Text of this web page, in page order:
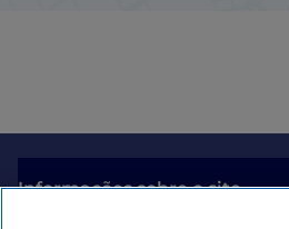
Informações sobre o site